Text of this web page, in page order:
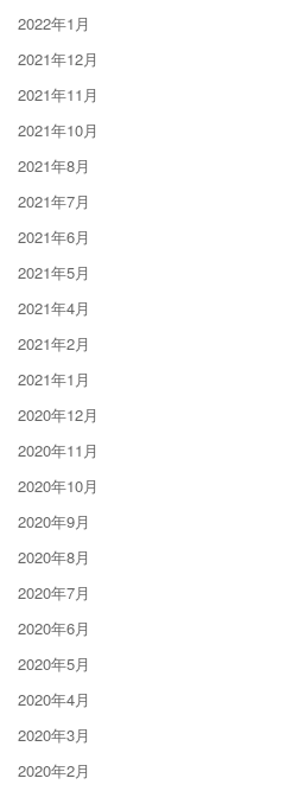
2022年1月
2021年12月
2021年11月
2021年10月
2021年8月
2021年7月
2021年6月
2021年5月
2021年4月
2021年2月
2021年1月
2020年12月
2020年11月
2020年10月
2020年9月
2020年8月
2020年7月
2020年6月
2020年5月
2020年4月
2020年3月
2020年2月